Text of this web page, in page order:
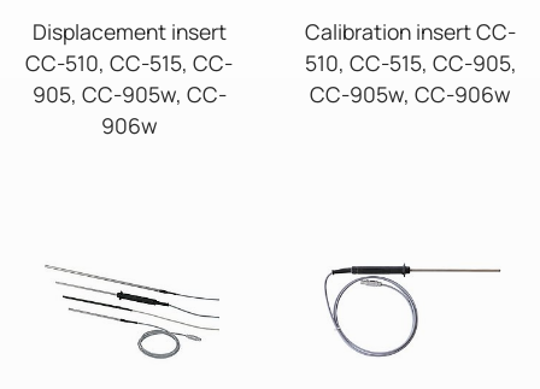
Displacement insert
CC-510, CC-515, CC-
905, CC-905w, CC-
906w
Calibration insert CC-
510, CC-515, CC-905,
CC-905w, CC-906w